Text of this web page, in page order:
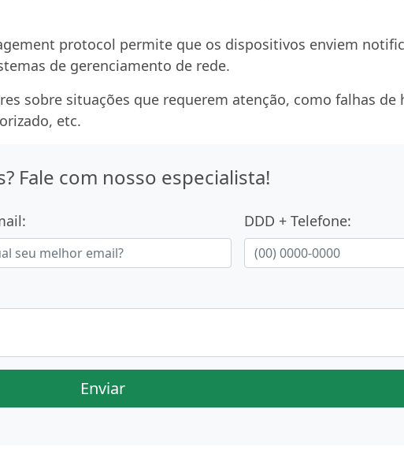
protocol permite que os dispositivos enviem
de gerenciamento de rede.
sobre situações que requerem atenção, como falhas de
etc.
Fale com nosso especialista!
DDD + Telefone:
Enviar